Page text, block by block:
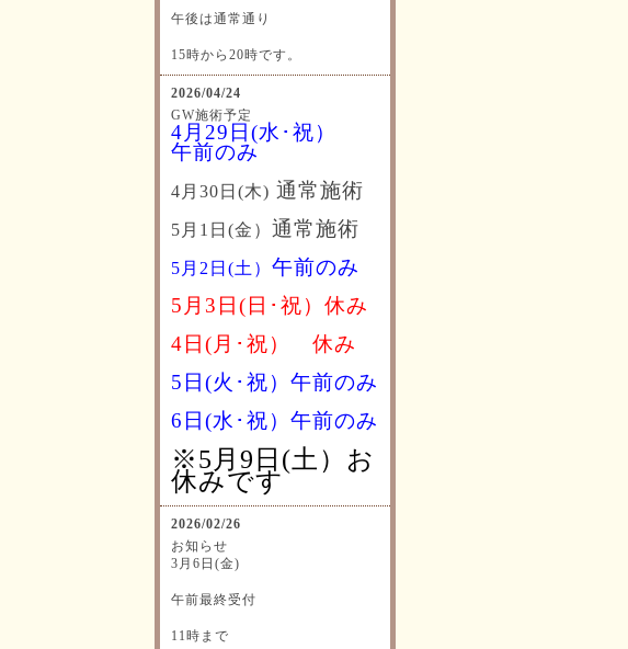
午後は通常通り
15時から20時です。
2026/04/24
GW施術予定
4月29日(水･祝）
午前のみ
4月30日(木) 通常施術
5月1日(金） 通常施術
5月2日(土） 午前のみ
5月3日(日･祝）休み
4日(月･祝） 休み
5日(火･祝）午前のみ
6日(水･祝） 午前のみ
※5月9日(土）お
休みです
2026/02/26
お知らせ
3月6日(金)
午前最終受付
11時まで